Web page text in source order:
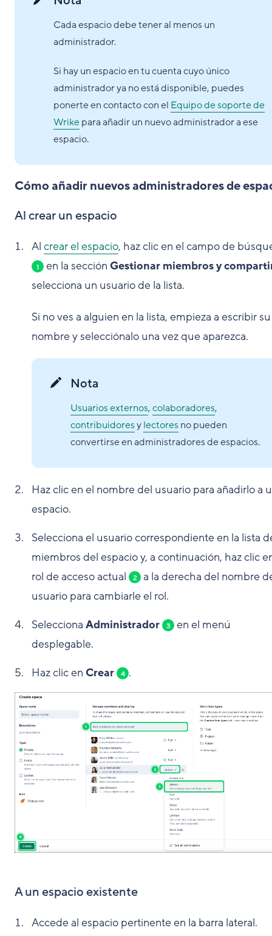
Cada espacio debe tener al menos un
administrador.
Si hay un espacio en tu cuenta cuyo único
administrador ya no está disponible, puedes
ponerte en contacto con el Equipo de soporte de
Wrikepara añadir un nuevo administrador a ese
espacio.
Cómo añadir nuevos administradores de
Al crear un espacio
Al crear el espacio, haz clic en el campo de
1 en la sección Gestionar miembros y
selecciona un usuario de la lista.
Si no ves a alguien en la lista, empieza a escribir su
nombre y selecciónalo una vez que aparezca.
Nota
Usuarios externos,colaboradores,
contribuidoresylectoresno pueden
convertirse en administradores de espacios.
Haz clic en el nombre del usuario para añadirlo a
espacio.
Selecciona el usuario correspondiente en la lista
miembros del espacio y, a continuación, haz clic
rol de acceso actual
2
a la derecha del nombre
usuario para cambiarle el rol.
Selecciona Administrador 3
en el menú
desplegable.
Haz clic en Crear 4 .
A un espacio existente
Accede al espacio pertinente en la barra lateral.